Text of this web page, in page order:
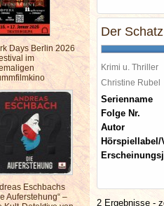
Days Berlin 2026
im
Eschbachs
Auferstehung“ –
Der
Krimi u. Thriller
Christine Rubel
Serienname
Folge Nr.
Autor
Hörspiellabel/
2 Ergebnisse -